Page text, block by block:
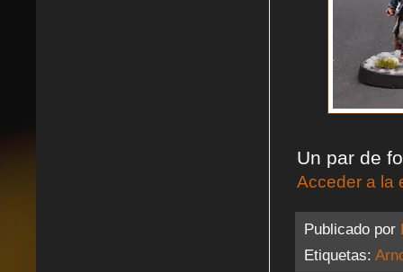
Un par de
Acceder a la
Publicado por
Etiquetas: